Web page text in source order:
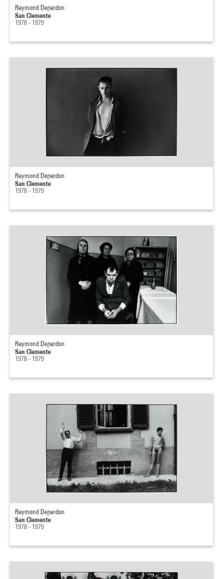
Raymond Depardon
San Clemente
1978 - 1979
Raymond Depardon
San Clemente
1978 - 1979
Raymond Depardon
San Clemente
1978 - 1979
Raymond Depardon
San Clemente
1978 - 1979